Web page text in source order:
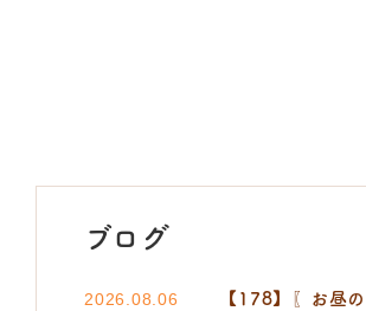
ブログ
2026.08.06 【178】〖お昼の